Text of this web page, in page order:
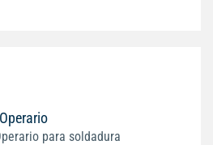
para soldadura